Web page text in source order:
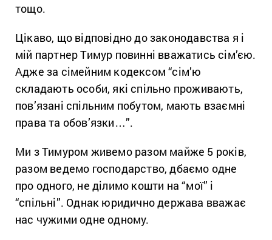
тощо.
Цікаво, що відповідно до законодавства я і
мій партнер Тимур повинні вважатись сім’єю.
Адже за сімейним кодексом “сім’ю
складають особи, які спільно проживають,
пов’язані спільним побутом, мають взаємні
права та обов’язки…”.
Ми з Тимуром живемо разом майже 5 років,
разом ведемо господарство, дбаємо одне
про одного, не ділимо кошти на “мої” і
“спільні”. Однак юридично держава вважає
нас чужими одне одному.